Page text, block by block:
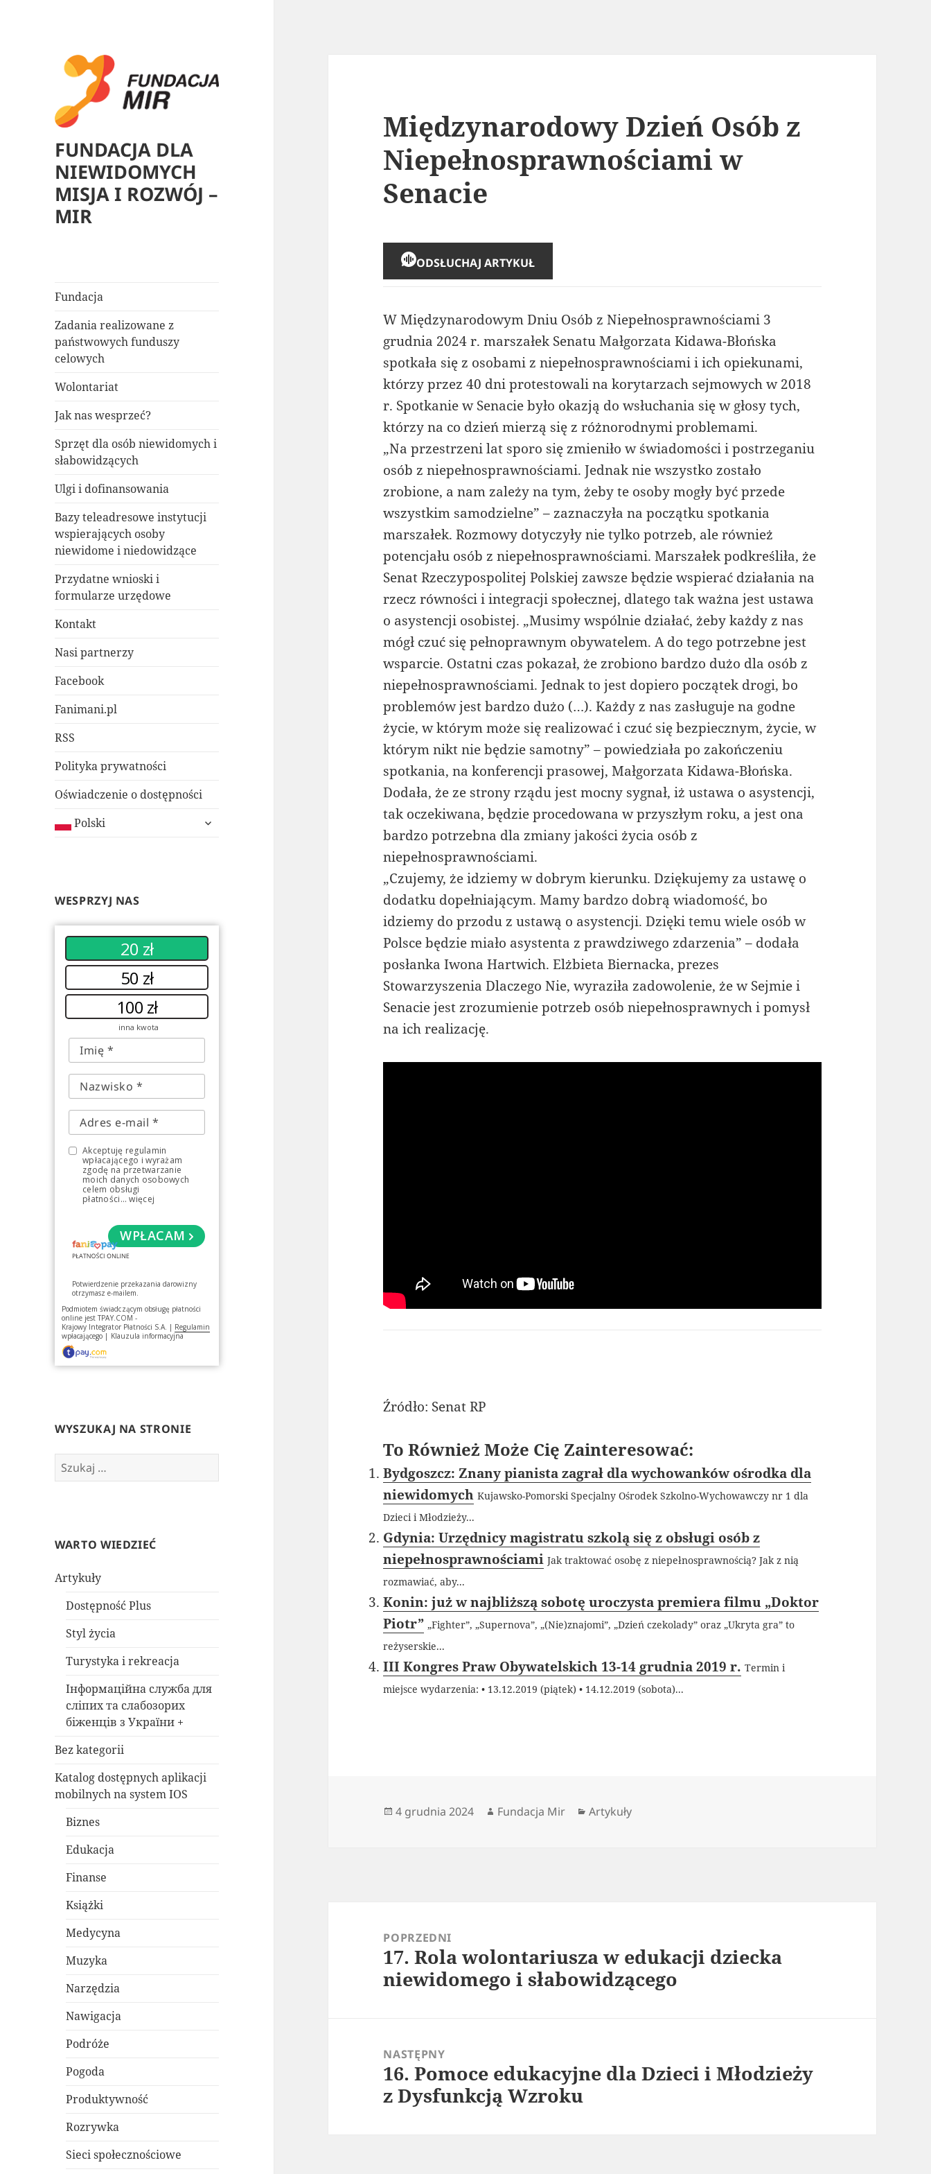
FUNDACJA DLA
NIEWIDOMYCH
MISJA I ROZWÓJ –
MIR
Fundacja
Zadania realizowane z
państwowych funduszy
celowych
Wolontariat
Jak nas wesprzeć?
Sprzęt dla osób niewidomych i
słabowidzących
Ulgi i dofinansowania
Bazy teleadresowe instytucji
wspierających osoby
niewidome i niedowidzące
Przydatne wnioski i
formularze urzędowe
Kontakt
Nasi partnerzy
Facebook
Fanimani.pl
RSS
Polityka prywatności
Oświadczenie o dostępności
Polski
rozwiń
WESPRZYJ NAS
20 zł
50 zł
100 zł
inna kwota
Akceptuję regulamin
wpłacającego i wyrażam
zgodę na przetwarzanie
moich danych osobowych
celem obsługi
płatności... więcej
WPŁACAM
Potwierdzenie przekazania darowizny
otrzymasz e-mailem.
Podmiotem świadczącym obsługę płatności
online jestTPAY.COM -
Krajowy Integrator Płatności S.A. | Regulamin
wpłacającego | Klauzula informacyjna
WYSZUKAJ NA STRONIE
Szukaj:
WARTO WIEDZIEĆ
Artykuły
Dostępność Plus
Styl życia
Turystyka i rekreacja
Інформаційна служба для
сліпих та слабозорих
біженців з України +
Bez kategorii
Katalog dostępnych aplikacji
mobilnych na system IOS
Biznes
Edukacja
Finanse
Książki
Medycyna
Muzyka
Narzędzia
Nawigacja
Podróże
Pogoda
Produktywność
Rozrywka
Sieci społecznościowe
Międzynarodowy Dzień Osób z
Niepełnosprawnościami w
Senacie
ODSŁUCHAJ ARTYKUŁ
W Międzynarodowym Dniu Osób z Niepełnosprawnościami 3
grudnia 2024 r. marszałek Senatu Małgorzata Kidawa-Błońska
spotkała się z osobami z niepełnosprawnościami i ich opiekunami,
którzy przez 40 dni protestowali na korytarzach sejmowych w 2018
r. Spotkanie w Senacie było okazją do wsłuchania się w głosy tych,
którzy na co dzień mierzą się z różnorodnymi problemami.
„Na przestrzeni lat sporo się zmieniło w świadomości i postrzeganiu
osób z niepełnosprawnościami. Jednak nie wszystko zostało
zrobione, a nam zależy na tym, żeby te osoby mogły być przede
wszystkim samodzielne” – zaznaczyła na początku spotkania
marszałek. Rozmowy dotyczyły nie tylko potrzeb, ale również
potencjału osób z niepełnosprawnościami. Marszałek podkreśliła, że
Senat Rzeczypospolitej Polskiej zawsze będzie wspierać działania na
rzecz równości i integracji społecznej, dlatego tak ważna jest ustawa
o asystencji osobistej. „Musimy wspólnie działać, żeby każdy z nas
mógł czuć się pełnoprawnym obywatelem. A do tego potrzebne jest
wsparcie. Ostatni czas pokazał, że zrobiono bardzo dużo dla osób z
niepełnosprawnościami. Jednak to jest dopiero początek drogi, bo
problemów jest bardzo dużo (…). Każdy z nas zasługuje na godne
życie, w którym może się realizować i czuć się bezpiecznym, życie, w
którym nikt nie będzie samotny” – powiedziała po zakończeniu
spotkania, na konferencji prasowej, Małgorzata Kidawa-Błońska.
Dodała, że ze strony rządu jest mocny sygnał, iż ustawa o asystencji,
tak oczekiwana, będzie procedowana w przyszłym roku, a jest ona
bardzo potrzebna dla zmiany jakości życia osób z
niepełnosprawnościami.
„Czujemy, że idziemy w dobrym kierunku. Dziękujemy za ustawę o
dodatku dopełniającym. Mamy bardzo dobrą wiadomość, bo
idziemy do przodu z ustawą o asystencji. Dzięki temu wiele osób w
Polsce będzie miało asystenta z prawdziwego zdarzenia” – dodała
posłanka Iwona Hartwich. Elżbieta Biernacka, prezes
Stowarzyszenia Dlaczego Nie, wyraziła zadowolenie, że w Sejmie i
Senacie jest zrozumienie potrzeb osób niepełnosprawnych i pomysł
na ich realizację.
Źródło: Senat RP
To Również Może Cię Zainteresować:
Bydgoszcz: Znany pianista zagrał dla wychowanków ośrodka dla
niewidomych Kujawsko-Pomorski Specjalny Ośrodek Szkolno-Wychowawczy nr 1 dla
Dzieci i Młodzieży...
Gdynia: Urzędnicy magistratu szkolą się z obsługi osób z
niepełnosprawnościami Jak traktować osobę z niepełnosprawnością? Jak z nią
rozmawiać, aby...
Konin: już w najbliższą sobotę uroczysta premiera filmu „Doktor
Piotr” „Fighter”, „Supernova”, „(Nie)znajomi”, „Dzień czekolady” oraz „Ukryta gra” to
reżyserskie...
III Kongres Praw Obywatelskich 13-14 grudnia 2019 r. Termin i
miejsce wydarzenia: • 13.12.2019 (piątek) • 14.12.2019 (sobota)...
Data
4 grudnia 2024 Autor
Fundacja Mir Kategorie
Artykuły
POPRZEDNI
Poprzedni
wpis:
17. Rola wolontariusza w edukacji dziecka
niewidomego i słabowidzącego
NASTĘPNY
Następny
wpis:
16. Pomoce edukacyjne dla Dzieci i Młodzieży
z Dysfunkcją Wzroku